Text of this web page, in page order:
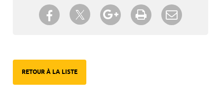
Partager sur Facebook
Partager sur TwitterPartager sur Google+
Imprimer
RETOUR À LA LISTE